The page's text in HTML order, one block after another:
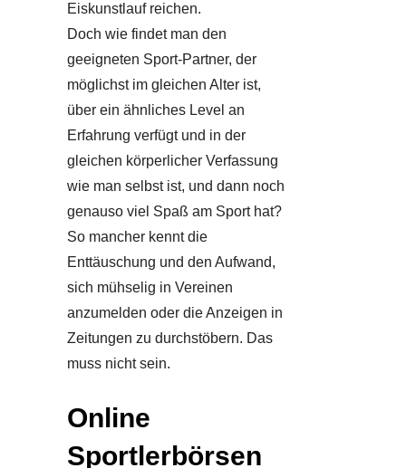
Eiskunstlauf reichen.
Doch wie findet man den
geeigneten Sport-Partner, der
möglichst im gleichen Alter ist,
über ein ähnliches Level an
Erfahrung verfügt und in der
gleichen körperlicher Verfassung
wie man selbst ist, und dann noch
genauso viel Spaß am Sport hat?
So mancher kennt die
Enttäuschung und den Aufwand,
sich mühselig in Vereinen
anzumelden oder die Anzeigen in
Zeitungen zu durchstöbern. Das
muss nicht sein.
Online
Sportlerbörsen